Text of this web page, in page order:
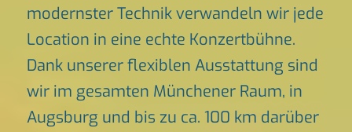
modernster Technik verwandeln wir jede
Location in eine echte Konzertbühne.
Dank unserer flexiblen Ausstattung sind
wir im gesamten Münchener Raum, in
Augsburg und bis zu ca. 100 km darüber